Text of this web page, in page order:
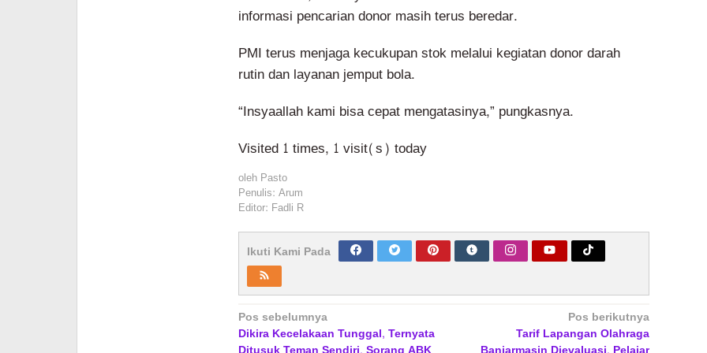
informasi pencarian donor masih terus beredar.
PMI terus menjaga kecukupan stok melalui kegiatan donor darah
rutin dan layanan jemput bola.
“Insyaallah kami bisa cepat mengatasinya,” pungkasnya.
Visited 1 times, 1 visit(s) today
oleh Pasto
Penulis: Arum
Editor: Fadli R
Ikuti Kami Pada
Navigasi
pos
Pos sebelumnya
Dikira Kecelakaan Tunggal, Ternyata
Pos berikutnya
Tarif Lapangan Olahraga